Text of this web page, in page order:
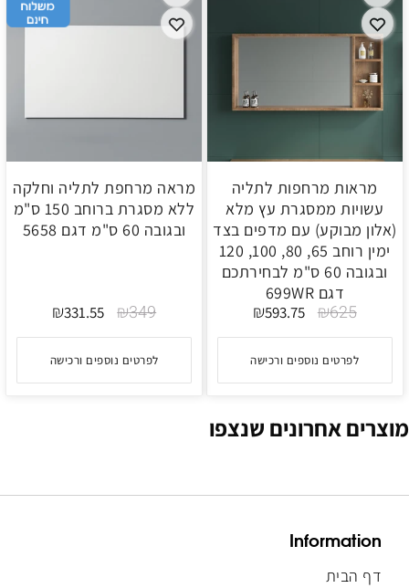
מראות מרחפות לתליה
עשויות ממסגרת עץ מלא
(אלון מבוקע) עם מדפים בצד
ימין רוחב 65, 80, 100, 120
ובגובה 60 ס"מ לבחירתכם
דגם 699WR
₪625
₪593.75
לפרטים נוספים ורכישה
מראה מרחפת לתליה וחלקה
ללא מסגרת ברוחב 150 ס"מ
ובגובה 60 ס"מ דגם 5658
₪349
₪331.55
לפרטים נוספים ורכישה
מוצרים אחרונים שנצפו
Information
דף הבית